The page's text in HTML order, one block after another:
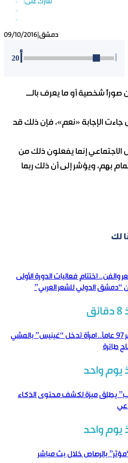
09/10/2016 دمشق
20
شخصية أو ما يعرف بالــ
الإجابة «نعم»، فإن ذلك قد
الاجتماعي إنما يفعلون ذلك من
بهم، ويؤشر إلى أن ذلك ربما
لك
والفن.. اختتام فعاليات الدورة الأولى
“دمشق الدولي للشعر العربي”
في عمر 97 عاماً.. امرأة تدخل “غينيس” بالمشي
طائرة
يوم واحد
يطلق ميزة لكشف محتوى الذكاء
يوم واحد
بالرصاص خلال بث مباشر